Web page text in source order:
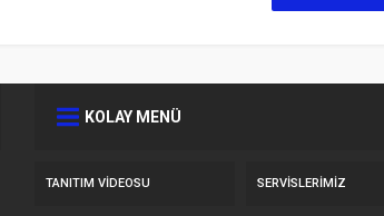
KOLAY MENÜ
TANITIM VIDEOSU SERVİSLERİMİZ